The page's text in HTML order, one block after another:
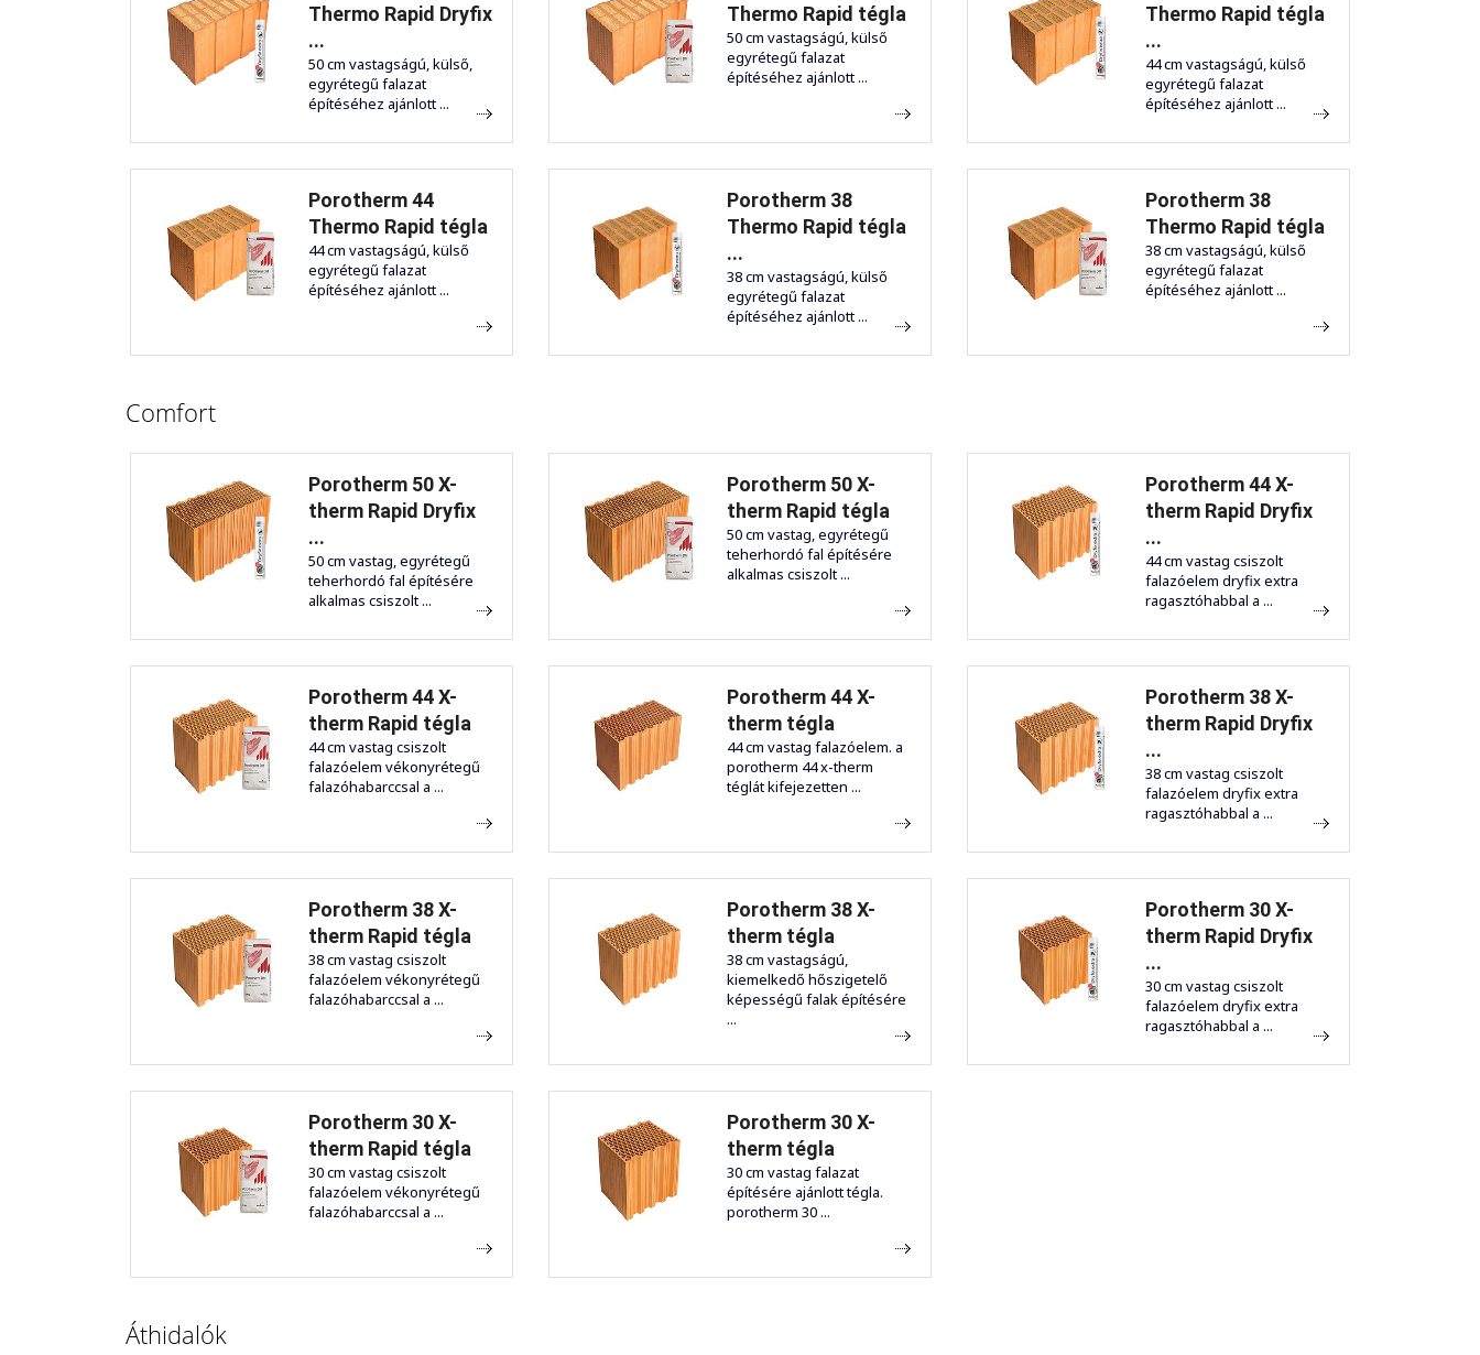
Thermo Rapid Dryfix
...
50 cm vastagságú, külső,
egyrétegű falazat
építéséhez ajánlott ...
Thermo Rapid tégla
50 cm vastagságú, külső
egyrétegű falazat
építéséhez ajánlott ...
Thermo Rapid tégla
...
44 cm vastagságú, külső
egyrétegű falazat
építéséhez ajánlott ...
Porotherm 44
Thermo Rapid tégla
44 cm vastagságú, külső
egyrétegű falazat
építéséhez ajánlott ...
Porotherm 38
Thermo Rapid tégla
...
38 cm vastagságú, külső
egyrétegű falazat
építéséhez ajánlott ...
Porotherm 38
Thermo Rapid tégla
38 cm vastagságú, külső
egyrétegű falazat
építéséhez ajánlott ...
Comfort
Porotherm 50 X-
therm Rapid Dryfix
...
50 cm vastag, egyrétegű
teherhordó fal építésére
alkalmas csiszolt ...
Porotherm 50 X-
therm Rapid tégla
50 cm vastag, egyrétegű
teherhordó fal építésére
alkalmas csiszolt ...
Porotherm 44 X-
therm Rapid Dryfix
...
44 cm vastag csiszolt
falazóelem dryfix extra
ragasztóhabbal a ...
Porotherm 44 X-
therm Rapid tégla
44 cm vastag csiszolt
falazóelem vékonyrétegű
falazóhabarccsal a ...
Porotherm 44 X-
therm tégla
44 cm vastag falazóelem. a
porotherm 44 x-therm
téglát kifejezetten ...
Porotherm 38 X-
therm Rapid Dryfix
...
38 cm vastag csiszolt
falazóelem dryfix extra
ragasztóhabbal a ...
Porotherm 38 X-
therm Rapid tégla
38 cm vastag csiszolt
falazóelem vékonyrétegű
falazóhabarccsal a ...
Porotherm 38 X-
therm tégla
38 cm vastagságú,
kiemelkedő hőszigetelő
képességű falak építésére
...
Porotherm 30 X-
therm Rapid Dryfix
...
30 cm vastag csiszolt
falazóelem dryfix extra
ragasztóhabbal a ...
Porotherm 30 X-
therm Rapid tégla
30 cm vastag csiszolt
falazóelem vékonyrétegű
falazóhabarccsal a ...
Porotherm 30 X-
therm tégla
30 cm vastag falazat
építésére ajánlott tégla.
porotherm 30 ...
Áthidalók